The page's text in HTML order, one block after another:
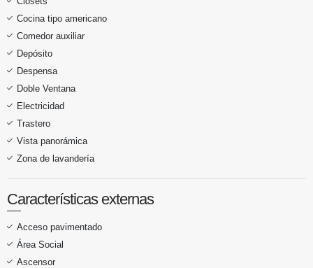
Cocina tipo americano
Comedor auxiliar
Depósito
Despensa
Doble Ventana
Electricidad
Trastero
Vista panorámica
Zona de lavandería
Características externas
Acceso pavimentado
Área Social
Ascensor